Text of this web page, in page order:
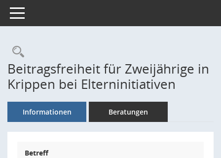
Toggle navigation
Rechercheauswahl
Beitragsfreiheit für Zweijährige in
Krippen bei Elterninitiativen
Informationen Beratungen
Betreff